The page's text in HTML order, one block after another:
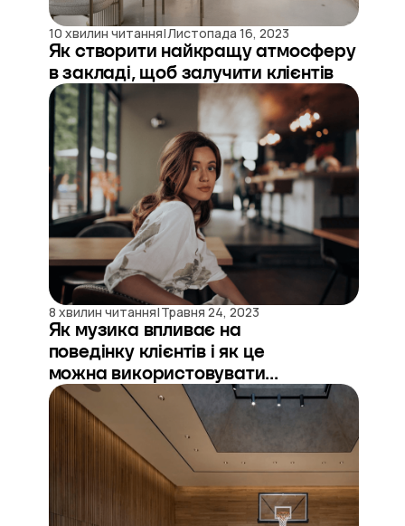
10 хвилин читання|Листопада 16, 2023
Як створити найкращу атмосферу
в закладі, щоб залучити клієнтів
8 хвилин читання|Травня 24, 2023
Як музика впливає на
поведінку клієнтів і як це
можна використовувати...